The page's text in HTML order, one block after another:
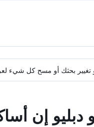
تغيير بحثك أو مسح كل شيء
دبليو إن